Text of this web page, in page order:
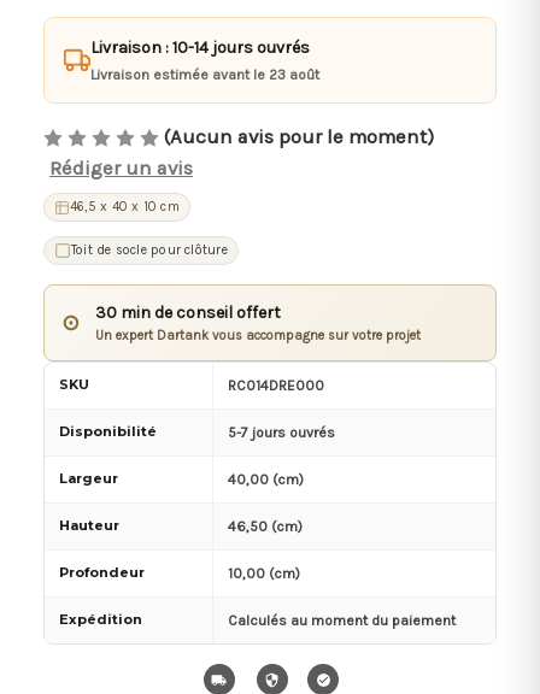
Livraison : 10-14 jours ouvrés
Livraison estimée avant le 23 août
(Aucun avis pour le moment)
Rédiger un avis
46,5 x 40 x 10 cm
Toit de socle pour clôture
⊙ 30 min de conseil offert
Un expert Dartank vous accompagne sur votre projet
SKU RC014DRE000
Disponibilité 5-7 jours ouvrés
Largeur 40,00 (cm)
Hauteur 46,50 (cm)
Profondeur 10,00 (cm)
Expédition Calculés au moment du paiement